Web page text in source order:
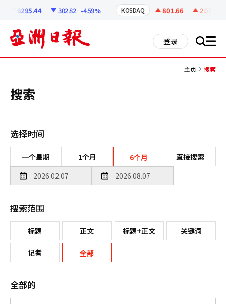
6295.44 302.82 -4.59% KOSDAQ 801.66 2.07
登录 搜 all
主页 搜索
搜索
选择时间
一个星期 1个月 6个月 直接搜索
搜索范围
标题 正文 标题+正文 关键词
记者 全部
全部的